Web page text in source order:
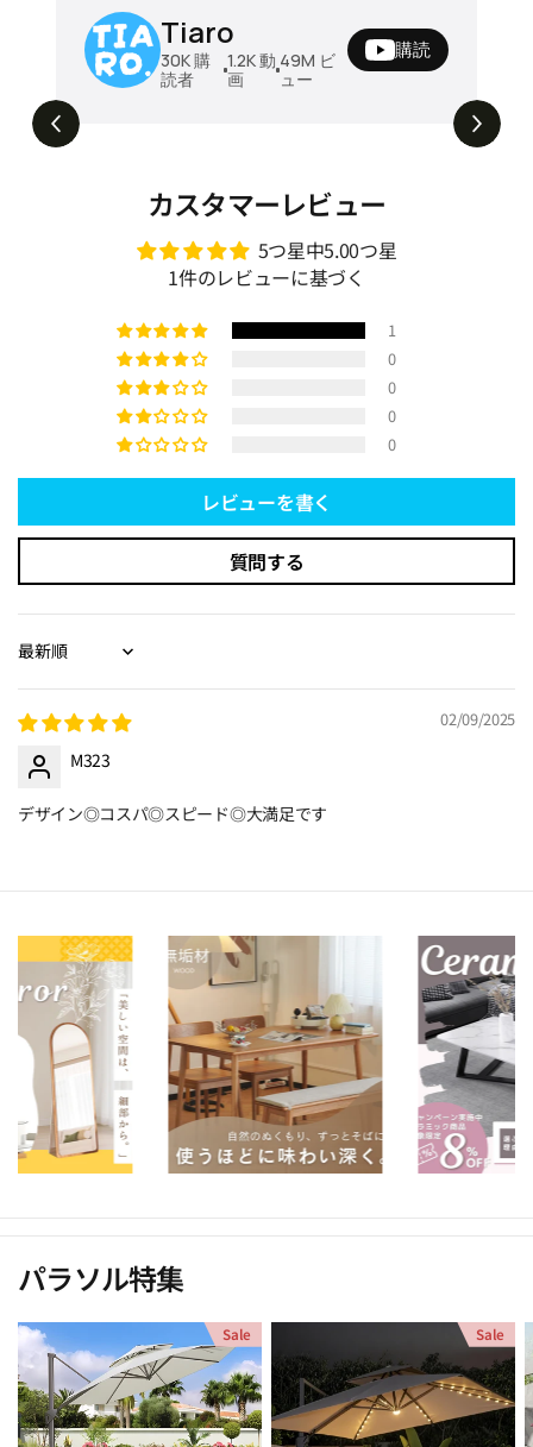
Tiaro
30K購
読者
1.2K動
画
49M ビ
ュー
購読
ール式ソファ ソファベッド
ファ 折りたたみソファベッ
ビング 洗えるカバー 北欧風
ペース 組み替え自由 快適リ
dsm-001
間ワクワクするモジ
ベッド #圧縮ソフ
#fypviral
129K ビュー
ブル 木製フレーム クッ
cm ベッド兼用 2人掛け
¥196780
昼はソファ、夜はベッド。毎日ちょ
ソファベッド🛋️➡️🛏️ #tiaro #ティ
#home #sofa #折りたたみソフ
ベッド #2人掛けソファ #shorts
カスタマーレビュー
5つ星中5.00つ星
1件のレビューに基づく
1
0
0
0
0
レビューを書く
質問する
Sort by
02/09/2025
M323
デザイン◎コスパ◎スピード◎大満足です
パラソル特集
Sale Sale